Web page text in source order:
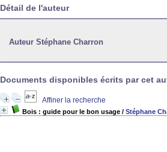
Détail de l'auteur
Auteur Stéphane Charron
Documents disponibles écrits par cet
Affiner la recherche
Bois : guide pour le bon usage / Stéphane